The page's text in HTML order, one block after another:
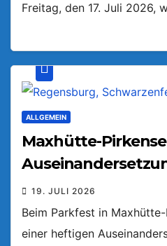
Freitag, den 17. Juli 2026,
ALLGEMEIN
Maxhütte-
19. JULI 2026
Beim Parkfest in
einer heftigen